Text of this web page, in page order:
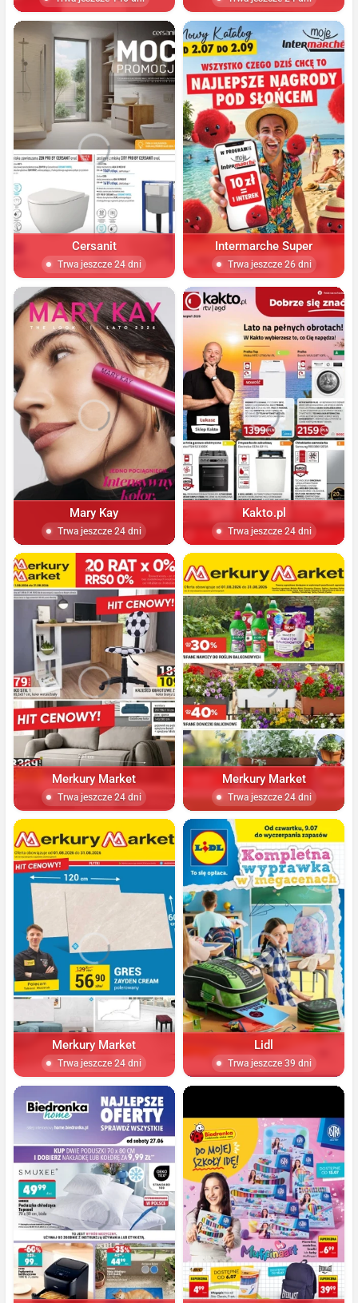
Cersanit
Trwa jeszcze 24 dni
Intermarche Super
Trwa jeszcze 26 dni
Mary Kay
Trwa jeszcze 24 dni
Kakto.pl
Trwa jeszcze 24 dni
Merkury Market
Trwa jeszcze 24 dni
Merkury Market
Trwa jeszcze 24 dni
Merkury Market
Trwa jeszcze 24 dni
Lidl
Trwa jeszcze 39 dni